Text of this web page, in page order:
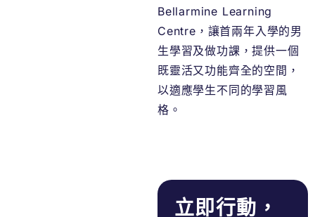
Bellarmine Learning
Centre，讓首兩年入學的男
生學習及做功課，提供一個
既靈活又功能齊全的空間，
以適應學生不同的學習風
格。
立即行動，